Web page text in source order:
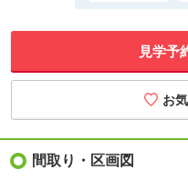
見学予
間取り・区画図